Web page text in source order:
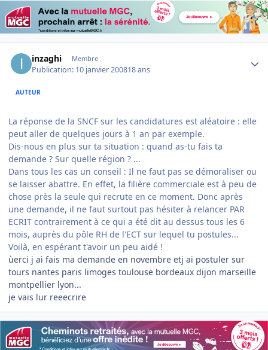
inzaghi Membre
Publication: 10 janvier 200818 ans
AUTEUR
La réponse de la SNCF sur les candidatures est aléatoire : elle
peut aller de quelques jours à 1 an par exemple.
Dis-nous en plus sur ta situation : quand as-tu fais ta
demande ? Sur quelle région ? ...
Dans tous les cas un conseil : Il ne faut pas se démoraliser ou
se laisser abattre. En effet, la filière commerciale est à peu de
chose près la seule qui recrute en ce moment. Donc après
une demande, il ne faut surtout pas hésiter à relancer PAR
ECRIT contrairement à ce qui a été dit au dessus tous les 6
mois, auprès du pôle RH de l'ECT sur lequel tu postules...
Voilà, en espérant t'avoir un peu aidé !
ùerci j ai fais ma demande en novembre etj ai postuler sur
tours nantes paris limoges toulouse bordeaux dijon marseille
montpellier lyon...
je vais lur reeecrire